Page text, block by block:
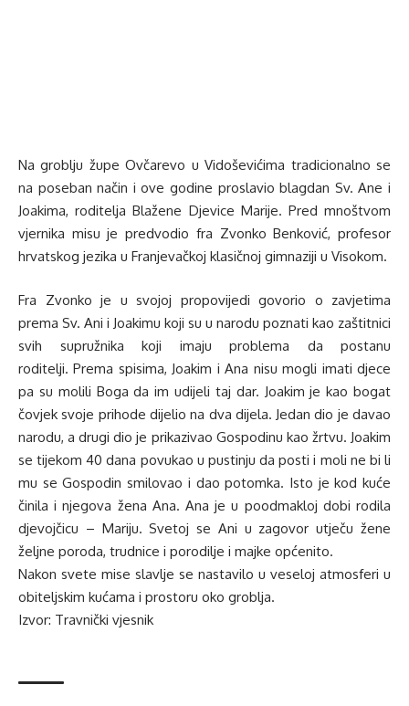
Na groblju župe Ovčarevo u Vidoševićima tradicionalno se
na poseban način i ove godine proslavio blagdan Sv. Ane i
Joakima, roditelja Blažene Djevice Marije. Pred mnoštvom
vjernika misu je predvodio fra Zvonko Benković, profesor
hrvatskog jezika u Franjevačkoj klasičnoj gimnaziji u Visokom.
Fra Zvonko je u svojoj propovijedi govorio o zavjetima
prema Sv. Ani i Joakimu koji su u narodu poznati kao zaštitnici
svih supružnika koji imaju problema da postanu
roditelji. Prema spisima, Joakim i Ana nisu mogli imati djece
pa su molili Boga da im udijeli taj dar. Joakim je kao bogat
čovjek svoje prihode dijelio na dva dijela. Jedan dio je davao
narodu, a drugi dio je prikazivao Gospodinu kao žrtvu. Joakim
se tijekom 40 dana povukao u pustinju da posti i moli ne bi li
mu se Gospodin smilovao i dao potomka. Isto je kod kuće
činila i njegova žena Ana. Ana je u poodmakloj dobi rodila
djevojčicu – Mariju. Svetoj se Ani u zagovor utječu žene
željne poroda, trudnice i porodilje i majke općenito.
Nakon svete mise slavlje se nastavilo u veseloj atmosferi u
obiteljskim kućama i prostoru oko groblja.
Izvor: Travnički vjesnik